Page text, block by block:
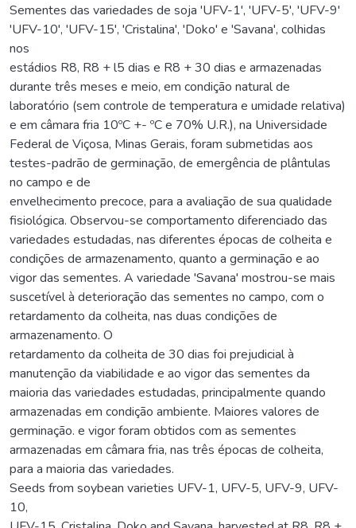
Sementes das variedades de soja 'UFV-1', 'UFV-5', 'UFV-9'
'UFV-10', 'UFV-15', 'Cristalina', 'Doko' e 'Savana', colhidas
nos
estádios R8, R8 + l5 dias e R8 + 30 dias e armazenadas
durante três meses e meio, em condição natural de
laboratório (sem controle de temperatura e umidade relativa)
e em câmara fria 10ºC +- ºC e 70% U.R.), na Universidade
Federal de Viçosa, Minas Gerais, foram submetidas aos
testes-padrão de germinação, de emergência de plântulas
no campo e de
envelhecimento precoce, para a avaliação de sua qualidade
fisiológica. Observou-se comportamento diferenciado das
variedades estudadas, nas diferentes épocas de colheita e
condições de armazenamento, quanto a germinação e ao
vigor das sementes. A variedade 'Savana' mostrou-se mais
suscetível à deterioração das sementes no campo, com o
retardamento da colheita, nas duas condições de
armazenamento. O
retardamento da colheita de 30 dias foi prejudicial à
manutenção da viabilidade e ao vigor das sementes da
maioria das variedades estudadas, principalmente quando
armazenadas em condição ambiente. Maiores valores de
germinação. e vigor foram obtidos com as sementes
armazenadas em câmara fria, nas três épocas de colheita,
para a maioria das variedades.
Seeds from soybean varieties UFV-1, UFV-5, UFV-9, UFV-
10,